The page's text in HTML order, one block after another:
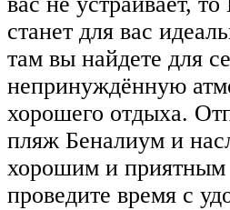
станет для вас
там вы найдете для
непринуждённую
хорошего отдыха.
пляж Беналиум и
хорошим и приятным
проведите время с